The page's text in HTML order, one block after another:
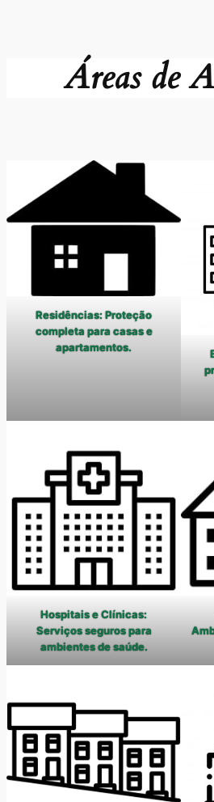
Áreas de
Residências: Proteção
completa para casas e
apartamentos.
Hospitais e Clínicas:
Serviços seguros para
ambientes de saúde.